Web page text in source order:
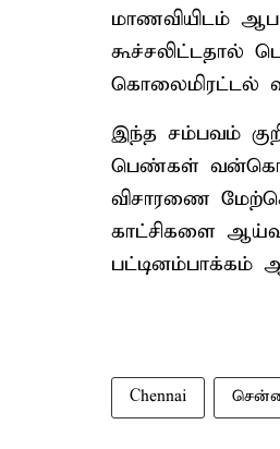
மாணவியிடம்
கூச்சலிட்டதால்
கொலைமிரட்டல்
இந்த சம்பவம்
பெண்கள்
விசாரணை
காட்சிகளை
பட்டினம்பாக்கம்
Chennai